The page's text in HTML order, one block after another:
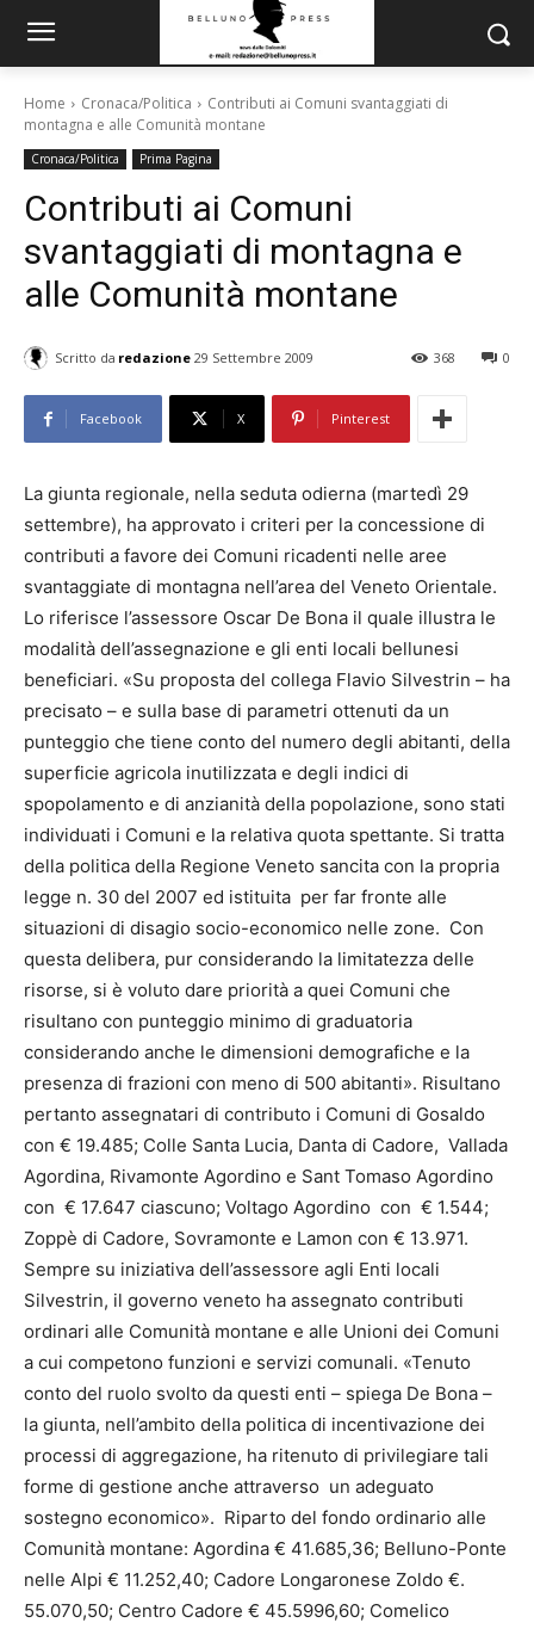
Home Cronaca/Politica
Contributi ai Comuni svantaggiati di
montagna e alle Comunità montane
Cronaca/Politica Prima Pagina
Contributi ai Comuni
svantaggiati di montagna e
alle Comunità montane
Scritto da redazione 29 Settembre 2009 0
368
Facebook X Pinterest
La giunta regionale, nella seduta odierna (martedì 29
settembre), ha approvato i criteri per la concessione di
contributi a favore dei Comuni ricadenti nelle aree
svantaggiate di montagna nell’area del Veneto Orientale.
Lo riferisce l’assessore Oscar De Bona il quale illustra le
modalità dell’assegnazione e gli enti locali bellunesi
beneficiari. «Su proposta del collega Flavio Silvestrin – ha
precisato – e sulla base di parametri ottenuti da un
punteggio che tiene conto del numero degli abitanti, della
superficie agricola inutilizzata e degli indici di
spopolamento e di anzianità della popolazione, sono stati
individuati i Comuni e la relativa quota spettante. Si tratta
della politica della Regione Veneto sancita con la propria
legge n. 30 del 2007 ed istituita per far fronte alle
situazioni di disagio socio-economico nelle zone. Con
questa delibera, pur considerando la limitatezza delle
risorse, si è voluto dare priorità a quei Comuni che
risultano con punteggio minimo di graduatoria
considerando anche le dimensioni demografiche e la
presenza di frazioni con meno di 500 abitanti». Risultano
pertanto assegnatari di contributo i Comuni di Gosaldo
con € 19.485; Colle Santa Lucia, Danta di Cadore, Vallada
Agordina, Rivamonte Agordino e Sant Tomaso Agordino
con € 17.647 ciascuno; Voltago Agordino con € 1.544;
Zoppè di Cadore, Sovramonte e Lamon con € 13.971.
Sempre su iniziativa dell’assessore agli Enti locali
Silvestrin, il governo veneto ha assegnato contributi
ordinari alle Comunità montane e alle Unioni dei Comuni
a cui competono funzioni e servizi comunali. «Tenuto
conto del ruolo svolto da questi enti – spiega De Bona –
la giunta, nell’ambito della politica di incentivazione dei
processi di aggregazione, ha ritenuto di privilegiare tali
forme di gestione anche attraverso un adeguato
sostegno economico». Riparto del fondo ordinario alle
Comunità montane: Agordina € 41.685,36; Belluno-Ponte
nelle Alpi € 11.252,40; Cadore Longaronese Zoldo €.
55.070,50; Centro Cadore € 45.5996,60; Comelico